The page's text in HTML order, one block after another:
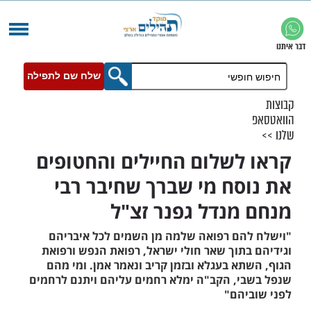
שלח שם לתפילה
החיילים והחטופים
מי שברך שחיבר רבי
גפנר זצ"ל
רפואה שלמה מן השמים לכל איבריהם